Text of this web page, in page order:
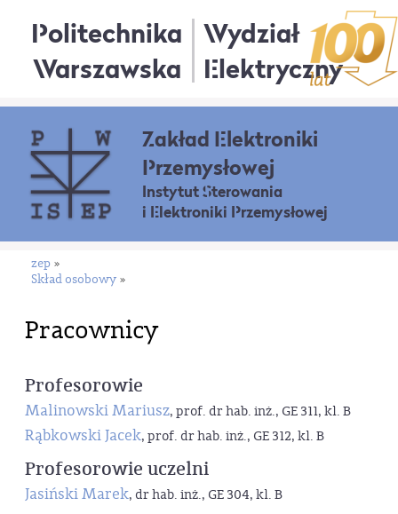
Politechnika
Warszawska
Wydział
Elektryczny
Zakład Elektroniki
Przemysłowej
Instytut Sterowania
i Elektroniki Przemysłowej
zep »
Skład osobowy »
Pracownicy
Profesorowie
Malinowski Mariusz, prof. dr hab. inż., GE 311, kl. B
Rąbkowski Jacek, prof. dr hab. inż., GE 312, kl. B
Profesorowie uczelni
Jasiński Marek, dr hab. inż., GE 304, kl. B